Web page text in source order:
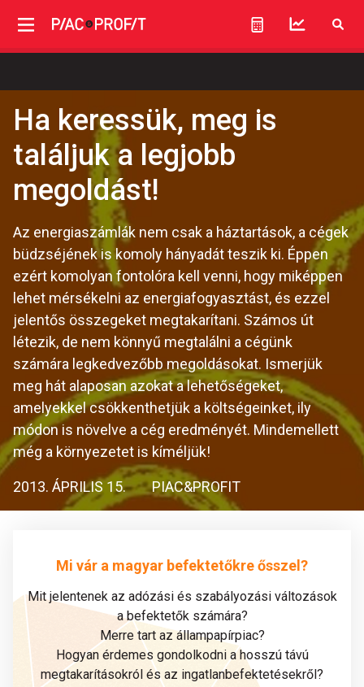
Ha keressük, meg is
találjuk a legjobb
megoldást!
Az energiaszámlák nem csak a háztartások, a cégek
büdzséjének is komoly hányadát teszik ki. Éppen
ezért komolyan fontolóra kell venni, hogy miképpen
lehet mérsékelni az energiafogyasztást, és ezzel
jelentős összegeket megtakarítani. Számos út
létezik, de nem könnyű megtalálni a cégünk
számára legkedvezőbb megoldásokat. Ismerjük
meg hát alaposan azokat a lehetőségeket,
amelyekkel csökkenthetjük a költségeinket, ily
módon is növelve a cég eredményét. Mindemellett
még a környezetet is kíméljük!
2013. ÁPRILIS 15. PIAC&PROFIT
Mi vár a magyar befektetőkre ősszel?
Mit jelentenek az adózási és szabályozási változások
a befektetők számára?
Merre tart az állampapírpiac?
Hogyan érdemes gondolkodni a hosszú távú
megtakarításokról és az ingatlanbefektetésekről?